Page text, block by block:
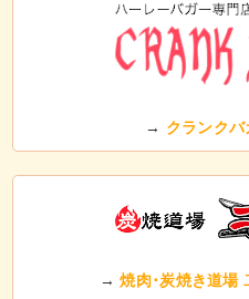
→ クランク
→焼肉･炭焼き道場